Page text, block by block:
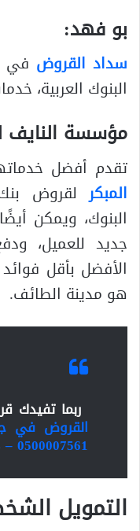
بو فهد:
سداد القروض
البنوك العربية،
مؤسسة النايف
تقدم أفضل
المبكرلقروض بنك
البنوك، ويمكن
جديد للعميل،
الأفضل بأقل
هو مدينة الطائف.
ربما تفيدك
0500007561 – 0556296204
التمويل